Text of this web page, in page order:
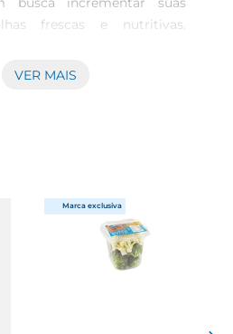
frescas e nutritivas.
garantindo um
a rúcula é rica em
Ela contém vitaminas A, C
como cálcio e ferro. Esses
VER MAIS